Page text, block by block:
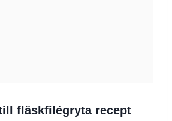
fläskfilégryta recept